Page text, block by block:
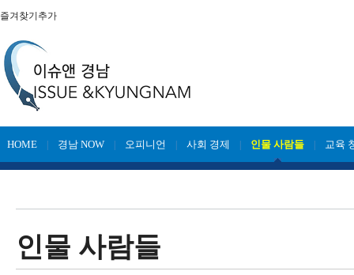
즐겨찾기추가
HOME 경남 NOW 오피니언 사회 경제 인물 사람들 교육
인물 사람들